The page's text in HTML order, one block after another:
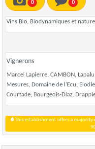
0 0
Vins Bio, Biodynamiques et
Vignerons
Marcel Lapierre, CAMBON,
Mesures, Domaine de l’Ecu,
Courtade, Bourgeois-Diaz,